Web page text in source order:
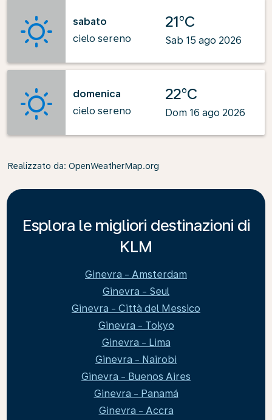
sabato
cielo sereno
21°C
Sab 15 ago 2026
domenica
cielo sereno
22°C
Dom 16 ago 2026
Realizzato da: OpenWeatherMap.org
Esplora le migliori destinazioni di
KLM
Ginevra - Amsterdam
Ginevra - Seul
Ginevra - Città del Messico
Ginevra - Tokyo
Ginevra - Lima
Ginevra - Nairobi
Ginevra - Buenos Aires
Ginevra - Panamá
Ginevra - Accra